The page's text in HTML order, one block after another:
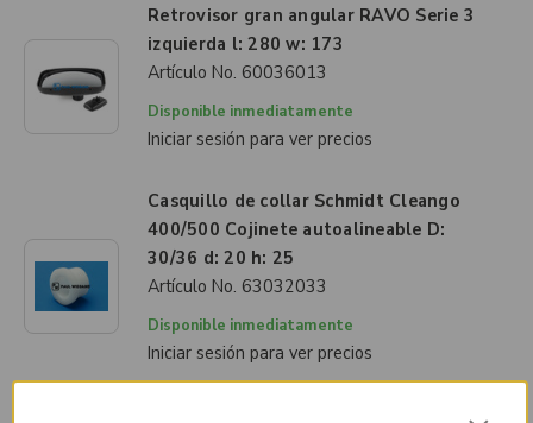
Retrovisor gran angular RAVO Serie 3
izquierda l: 280 w: 173
Artículo No. 60036013
Disponible inmediatamente
Iniciar sesión para ver precios
Casquillo de collar Schmidt Cleango
400/500 Cojinete autoalineable D:
30/36 d: 20 h: 25
Artículo No. 63032033
Disponible inmediatamente
Iniciar sesión para ver precios